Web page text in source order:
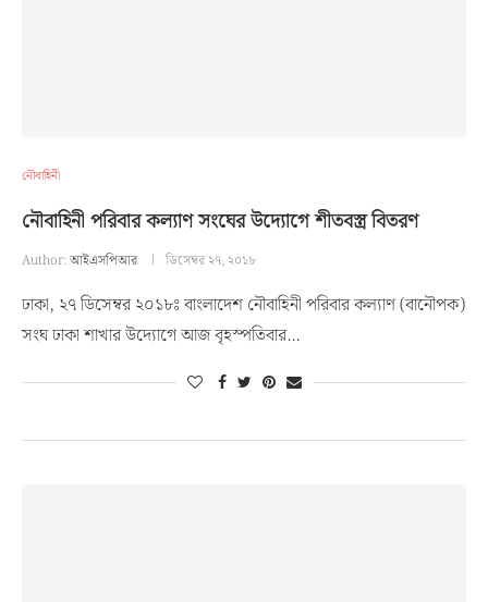
নৌবাহিনী
নৌবাহিনী পরিবার কল্যাণ সংঘের উদ্যোগে শীতবস্ত্র বিতরণ
Author:আইএসপিআর ডিসেম্বর ২৭, ২০১৮
ঢাকা, ২৭ ডিসেম্বর ২০১৮ঃ বাংলাদেশ নৌবাহিনী পরিবার কল্যাণ (বানৌপক)
সংঘ ঢাকা শাখার উদ্যোগে আজ বৃহস্পতিবার…